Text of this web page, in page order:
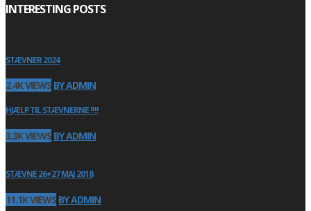
INTERESTING POSTS
STÆVNER 2024
2.4K VIEWS BY ADMIN
HJÆLP TIL STÆVNERNE !!!!
3.3K VIEWS BY ADMIN
STÆVNE 26+27 MAJ 2018
11.1K VIEWS BY ADMIN